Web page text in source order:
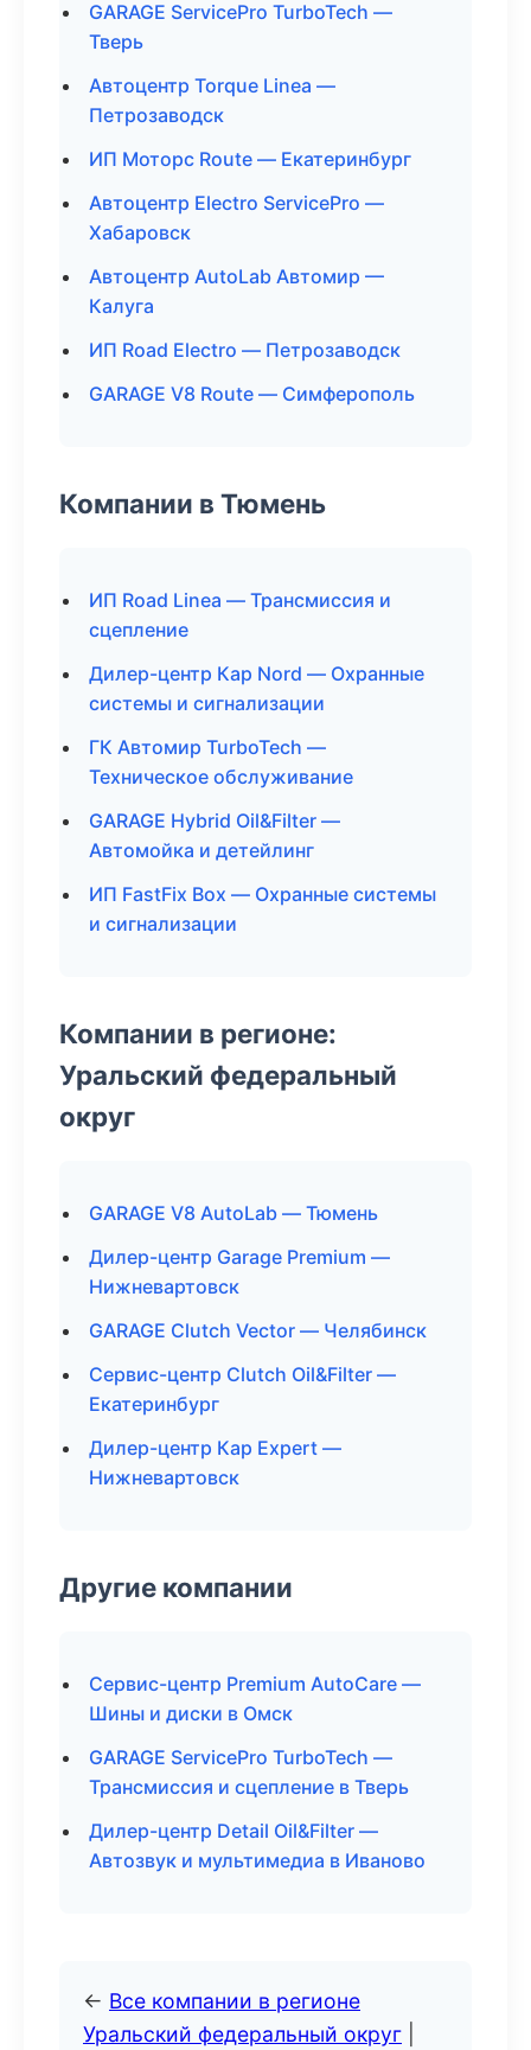
GARAGE ServicePro TurboTech —
Тверь
Автоцентр Torque Linea —
Петрозаводск
ИП Моторс Route — Екатеринбург
Автоцентр Electro ServicePro —
Хабаровск
Автоцентр AutoLab Автомир —
Калуга
ИП Road Electro — Петрозаводск
GARAGE V8 Route — Симферополь
Компании в Тюмень
ИП Road Linea — Трансмиссия и
сцепление
Дилер-центр Кар Nord — Охранные
системы и сигнализации
ГК Автомир TurboTech —
Техническое обслуживание
GARAGE Hybrid Oil&Filter —
Автомойка и детейлинг
ИП FastFix Box — Охранные системы
и сигнализации
Компании в регионе:
Уральский федеральный
округ
GARAGE V8 AutoLab — Тюмень
Дилер-центр Garage Premium —
Нижневартовск
GARAGE Clutch Vector — Челябинск
Сервис-центр Clutch Oil&Filter —
Екатеринбург
Дилер-центр Кар Expert —
Нижневартовск
Другие компании
Сервис-центр Premium AutoCare —
Шины и диски в Омск
GARAGE ServicePro TurboTech —
Трансмиссия и сцепление в Тверь
Дилер-центр Detail Oil&Filter —
Автозвук и мультимедиа в Иваново
← Все компании в регионе
Уральский федеральный округ